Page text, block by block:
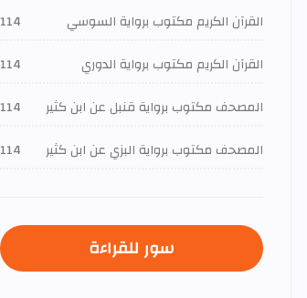
القرآن الكريم مكتوب برواية السوسي
114
القرآن الكريم مكتوب برواية الدوري
114
المصحف مكتوب برواية قنبل عن ابن كثير
114
المصحف مكتوب برواية البزي عن ابن كثير
114
سور للقراءة